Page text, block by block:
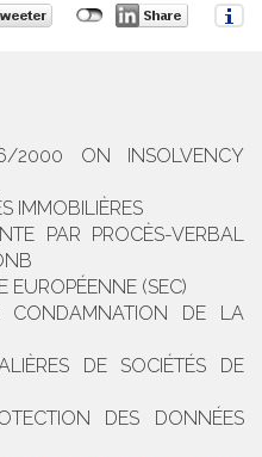
2000 ON INSOLVENCY
IMMOBILIÈRES
PAR PROCÈS-VERBAL
EUROPÉENNE (SEC)
CONDAMNATION DE LA
DE SOCIÉTÉS DE
DES DONNÉES